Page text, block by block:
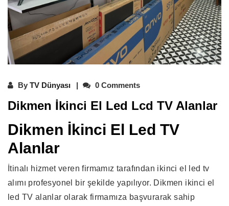
By TV Dünyası 0 Comments
Dikmen İkinci El Led Lcd TV Alanlar
Dikmen İkinci El Led TV
Alanlar
İtinalı hizmet veren firmamız tarafından ikinci el led tv
alımı profesyonel bir şekilde yapılıyor. Dikmen ikinci el
led TV alanlar olarak firmamıza başvurarak sahip